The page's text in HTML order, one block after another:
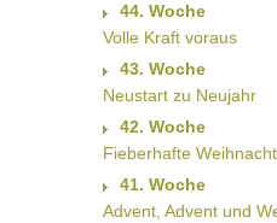
44. Woche
Volle Kraft voraus
43. Woche
Neustart zu Neujahr
42. Woche
Fieberhafte
41. Woche
Advent, Advent und